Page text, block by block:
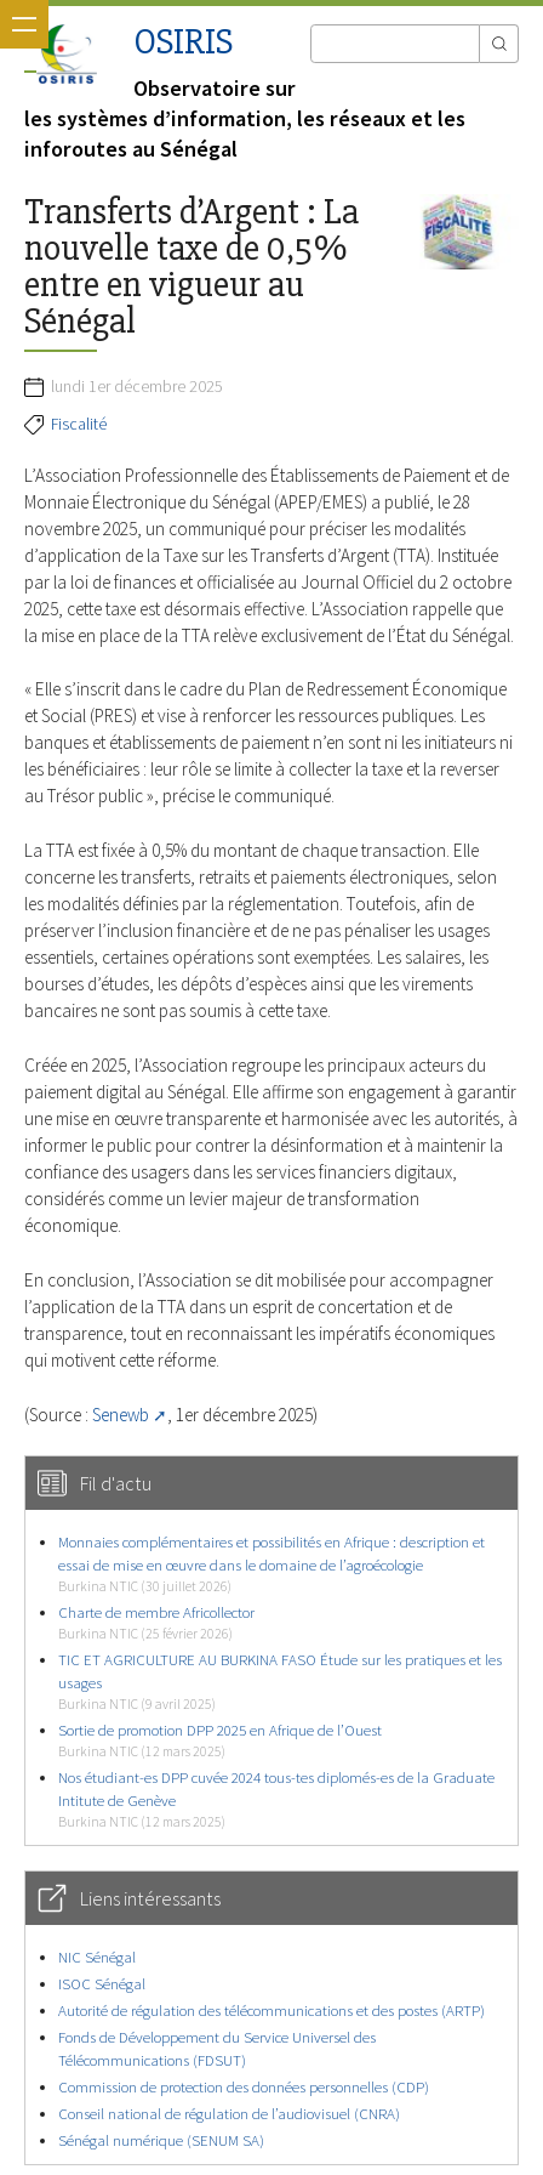
OSIRIS
Observatoire sur
les systèmes d’information, les réseaux et les
inforoutes au Sénégal
Transferts d’Argent : La
nouvelle taxe de 0,5%
entre en vigueur au
Sénégal
lundi 1er décembre 2025
Fiscalité
L’Association Professionnelle des Établissements de Paiement et de
Monnaie Électronique du Sénégal (APEP/EMES) a publié, le 28
novembre 2025, un communiqué pour préciser les modalités
d’application de la Taxe sur les Transferts d’Argent (TTA). Instituée
par la loi de finances et officialisée au Journal Officiel du 2 octobre
2025, cette taxe est désormais effective. L’Association rappelle que
la mise en place de la TTA relève exclusivement de l’État du Sénégal.
« Elle s’inscrit dans le cadre du Plan de Redressement Économique
et Social (PRES) et vise à renforcer les ressources publiques. Les
banques et établissements de paiement n’en sont ni les initiateurs ni
les bénéficiaires : leur rôle se limite à collecter la taxe et la reverser
au Trésor public », précise le communiqué.
La TTA est fixée à 0,5% du montant de chaque transaction. Elle
concerne les transferts, retraits et paiements électroniques, selon
les modalités définies par la réglementation. Toutefois, afin de
préserver l’inclusion financière et de ne pas pénaliser les usages
essentiels, certaines opérations sont exemptées. Les salaires, les
bourses d’études, les dépôts d’espèces ainsi que les virements
bancaires ne sont pas soumis à cette taxe.
Créée en 2025, l’Association regroupe les principaux acteurs du
paiement digital au Sénégal. Elle affirme son engagement à garantir
une mise en œuvre transparente et harmonisée avec les autorités, à
informer le public pour contrer la désinformation et à maintenir la
confiance des usagers dans les services financiers digitaux,
considérés comme un levier majeur de transformation
économique.
En conclusion, l’Association se dit mobilisée pour accompagner
l’application de la TTA dans un esprit de concertation et de
transparence, tout en reconnaissant les impératifs économiques
qui motivent cette réforme.
(Source : Senewb , 1er décembre 2025)
Fil d'actu
Monnaies complémentaires et possibilités en Afrique : description et
essai de mise en œuvre dans le domaine de l’agroécologie
Burkina NTIC (30 juillet 2026)
Charte de membre Africollector
Burkina NTIC (25 février 2026)
TIC ET AGRICULTURE AU BURKINA FASO Étude sur les pratiques et les
usages
Burkina NTIC (9 avril 2025)
Sortie de promotion DPP 2025 en Afrique de l’Ouest
Burkina NTIC (12 mars 2025)
Nos étudiant-es DPP cuvée 2024 tous-tes diplomés-es de la Graduate
Intitute de Genève
Burkina NTIC (12 mars 2025)
Liens intéressants
NIC Sénégal
ISOC Sénégal
Autorité de régulation des télécommunications et des postes (ARTP)
Fonds de Développement du Service Universel des
Télécommunications (FDSUT)
Commission de protection des données personnelles (CDP)
Conseil national de régulation de l’audiovisuel (CNRA)
Sénégal numérique (SENUM SA)